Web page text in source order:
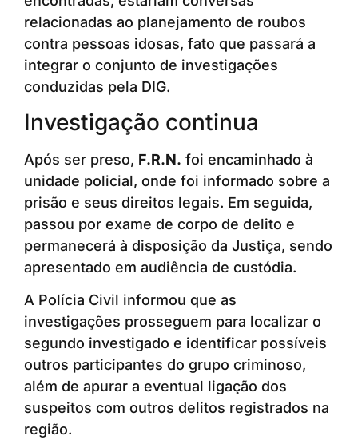
relacionadas ao planejamento de roubos
contra pessoas idosas, fato que passará a
integrar o conjunto de investigações
conduzidas pela DIG.
Investigação continua
Após ser preso, F.R.N. foi encaminhado à
unidade policial, onde foi informado sobre a
prisão e seus direitos legais. Em seguida,
passou por exame de corpo de delito e
permanecerá à disposição da Justiça, sendo
apresentado em audiência de custódia.
A Polícia Civil informou que as
investigações prosseguem para localizar o
segundo investigado e identificar possíveis
outros participantes do grupo criminoso,
além de apurar a eventual ligação dos
suspeitos com outros delitos registrados na
região.